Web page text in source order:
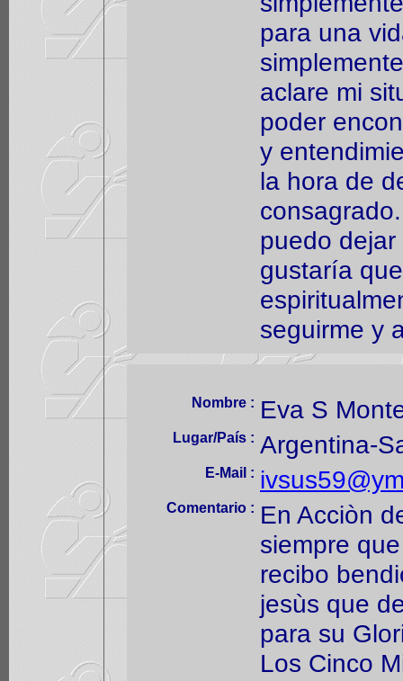
para una
aclare mi
poder
y
la hora de
puedo
gustaría
seguirme y
Nombre : Eva S
Lugar/País : Argentina-
E-Mail :
Comentario : En Acciòn
siempre
recibo
jesùs que
para su
Los Cinco